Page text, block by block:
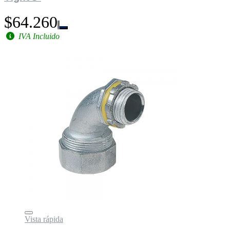
$64.260
IVA Incluido
Vista rápida